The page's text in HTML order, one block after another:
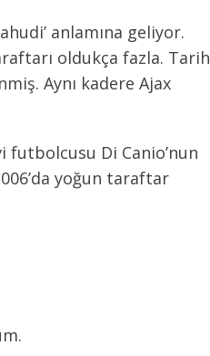
anlamına geliyor.
oldukça fazla. Tarih
Aynı kadere Ajax
futbolcusu Di Canio’nun
yoğun taraftar